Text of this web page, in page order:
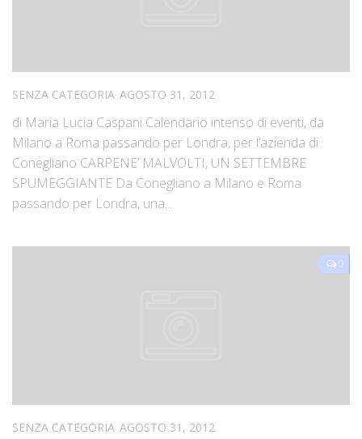
SENZA CATEGORIA AGOSTO 31, 2012
di Maria Lucia Caspani Calendario intenso di eventi, da
Milano a Roma passando per Londra, per l’azienda di
Conegliano CARPENE’ MALVOLTI, UN SETTEMBRE
SPUMEGGIANTE Da Conegliano a Milano e Roma
passando per Londra, una...
0
SENZA CATEGORIA AGOSTO 31, 2012